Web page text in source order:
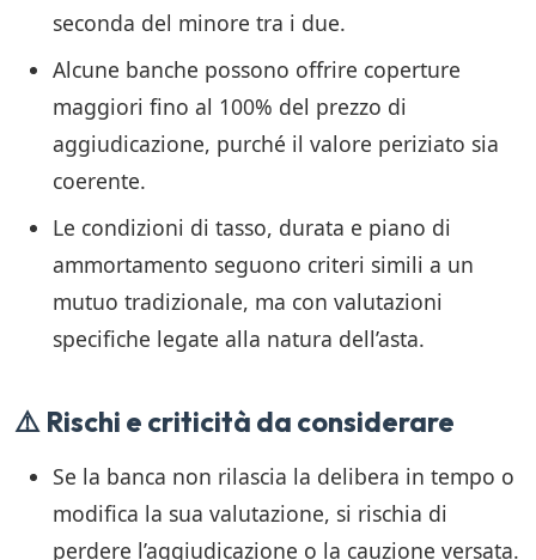
seconda del minore tra i due.
Alcune banche possono offrire coperture
maggiori fino al 100% del prezzo di
aggiudicazione, purché il valore periziato sia
coerente.
Le condizioni di tasso, durata e piano di
ammortamento seguono criteri simili a un
mutuo tradizionale, ma con valutazioni
specifiche legate alla natura dell’asta.
⚠️ Rischi e criticità da considerare
Se la banca non rilascia la delibera in tempo o
modifica la sua valutazione, si rischia di
perdere l’aggiudicazione o la cauzione versata.